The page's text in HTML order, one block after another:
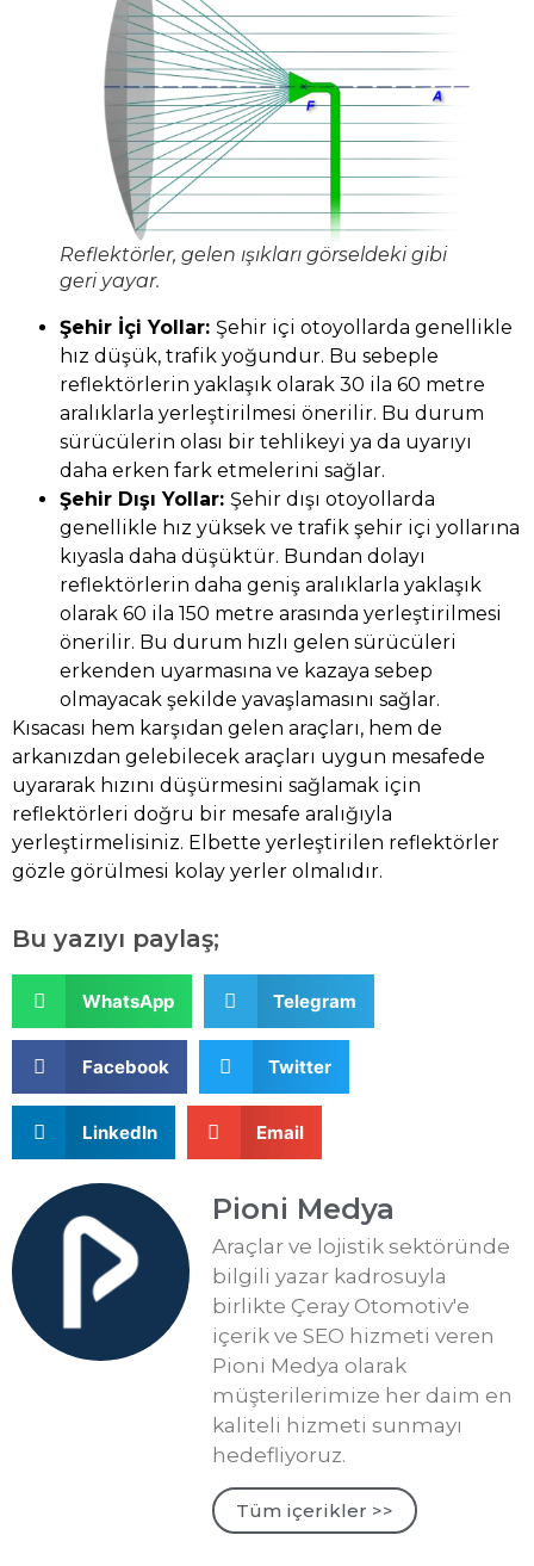
Reflektörler, gelen ışıkları görseldeki gibi
geri yayar.
Şehir İçi Yollar: Şehir içi otoyollarda genellikle
hız düşük, trafik yoğundur. Bu sebeple
reflektörlerin yaklaşık olarak 30 ila 60 metre
aralıklarla yerleştirilmesi önerilir. Bu durum
sürücülerin olası bir tehlikeyi ya da uyarıyı
daha erken fark etmelerini sağlar.
Şehir Dışı Yollar: Şehir dışı otoyollarda
genellikle hız yüksek ve trafik şehir içi yollarına
kıyasla daha düşüktür. Bundan dolayı
reflektörlerin daha geniş aralıklarla yaklaşık
olarak 60 ila 150 metre arasında yerleştirilmesi
önerilir. Bu durum hızlı gelen sürücüleri
erkenden uyarmasına ve kazaya sebep
olmayacak şekilde yavaşlamasını sağlar.
Kısacası hem karşıdan gelen araçları, hem de
arkanızdan gelebilecek araçları uygun mesafede
uyararak hızını düşürmesini sağlamak için
reflektörleri doğru bir mesafe aralığıyla
yerleştirmelisiniz. Elbette yerleştirilen reflektörler
gözle görülmesi kolay yerler olmalıdır.
Bu yazıyı paylaş;
WhatsApp Telegram
Facebook Twitter
LinkedIn Email
Pioni Medya
Araçlar ve lojistik sektöründe
bilgili yazar kadrosuyla
birlikte Çeray Otomotiv'e
içerik ve SEO hizmeti veren
Pioni Medya olarak
müşterilerimize her daim en
kaliteli hizmeti sunmayı
hedefliyoruz.
Tüm içerikler >>